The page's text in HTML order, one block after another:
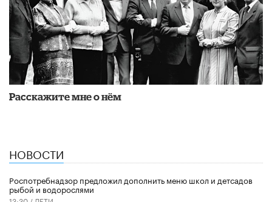
Расскажите мне о нём
НОВОСТИ
Роспотребнадзор предложил дополнить меню школ и детсадов
рыбой и водорослями